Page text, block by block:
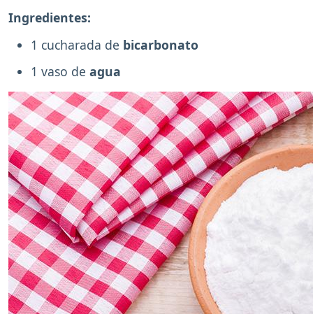
Ingredientes:
1 cucharada de bicarbonato
1 vaso de agua